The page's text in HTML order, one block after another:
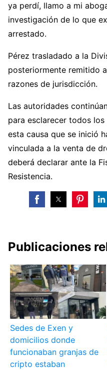
ya perdí, llamo a mi
investigación de lo que
arrestado.
Pérez trasladado a la
posteriormente remitido
razones de jurisdicción.
Las autoridades
para esclarecer todos
esta causa que se inició
vinculada a la venta de
deberá declarar ante la
Resistencia.
Publicaciones
Sedes de Exen y
domicilios donde
funcionaban granjas de
cripto estaban